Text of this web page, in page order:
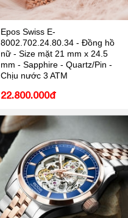
Epos Swiss E-
8002.702.24.80.34 - Đồng hồ
nữ - Size mặt 21 mm x 24.5
mm - Sapphire - Quartz/Pin -
Chịu nước 3 ATM
22.800.000đ